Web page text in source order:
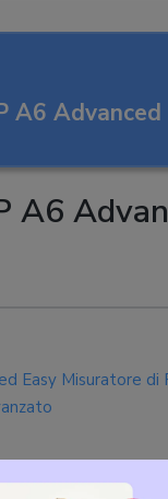
A6 Advanced
Easy Misuratore di